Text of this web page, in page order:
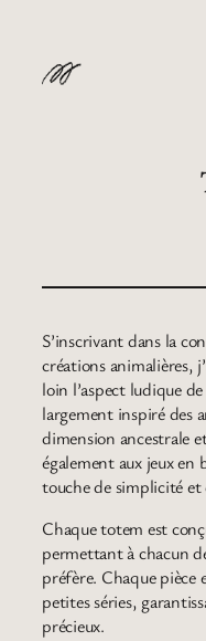
content
S’inscrivant dans la
créations animalières,
loin l’aspect ludique
largement inspiré des
dimension ancestrale
également aux jeux
touche de simplicité et
Chaque totem est
permettant à chacun
préfère. Chaque pièce
petites séries,
précieux.